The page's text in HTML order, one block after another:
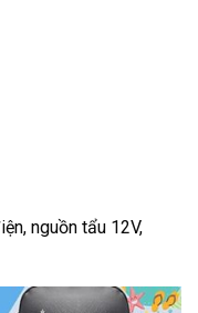
nguồn tẩu 12V,